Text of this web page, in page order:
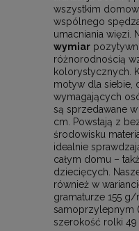
wszystkim
wspólnego
umacniania więzi.
wymiar
różnorodnością
kolorystycznych.
motyw dla siebie,
wymagających
są sprzedawane
cm. Powstają z
środowisku
idealnie
całym domu –
dziecięcych.
również w
gramaturze 155 g/
samoprzylepnym
szerokość rolki 49